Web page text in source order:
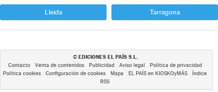
Lleida Tarragona
© EDICIONES EL PAÍS S.L.
Contacto Venta de contenidos Publicidad Aviso legal
Política de privacidad
Política cookies
Configuración de cookies Mapa EL PAÍS en KIOSKOyMÁS
Índice
RSS